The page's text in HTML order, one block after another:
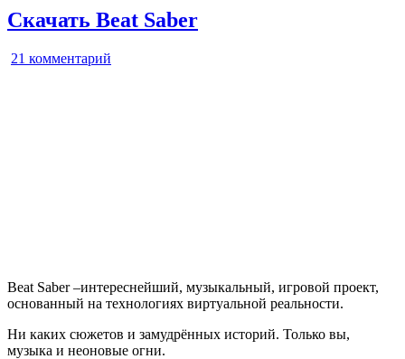
Скачать Beat Saber
21 комментарий
Beat Saber –интереснейший, музыкальный, игровой проект,
основанный на технологиях виртуальной реальности.
Ни каких сюжетов и замудрённых историй. Только вы,
музыка и неоновые огни.